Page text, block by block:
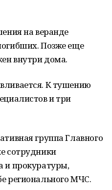
на веранде
Позже еще
внутри дома.
К тушению
и три
группа Главного
сотрудники
и прокуратуры,
регионального МЧС.